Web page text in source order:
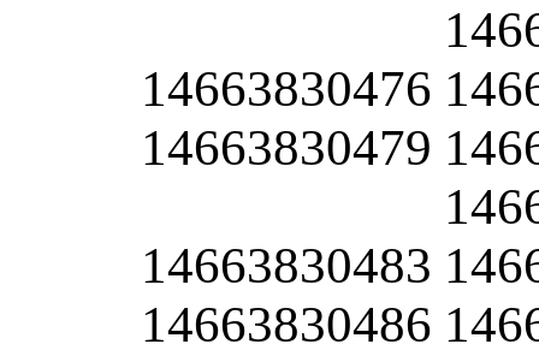
14663830476
14663830479
14663830483
14663830486